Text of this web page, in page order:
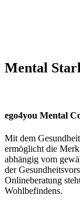
Mental
ego4you Mental
Mit dem
ermöglicht die
abhängig vom
der
Onlineberatung
Wohlbefindens.